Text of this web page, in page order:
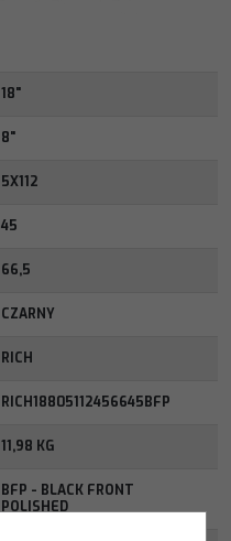
18"
8"
5X112
45
66,5
CZARNY
RICH
RICH18805112456645BFP
11,98 KG
BFP - BLACK FRONT
POLISHED